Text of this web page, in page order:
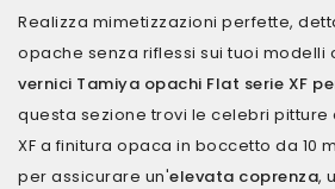
Realizza mimetizzazioni perfette,
opache senza riflessi sui tuoi modelli
vernici Tamiya opachi Flat serie XF
questa sezione trovi le celebri pitture
XF a finitura opaca in boccetto da 10
per assicurare un'elevata coprenza,